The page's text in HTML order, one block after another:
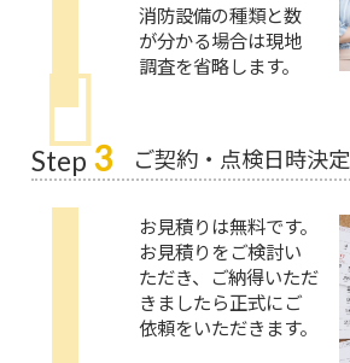
消防設備の種類と数
が分かる場合は現地
調査を省略します。
Step 3 ご契約・点検日時決定
お見積りは無料です。
お見積りをご検討い
ただき、ご納得いただ
きましたら正式にご
依頼をいただきます。